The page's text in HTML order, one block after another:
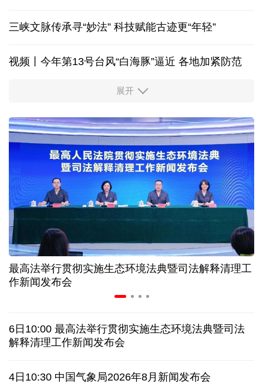
三峡文脉传承寻“妙法” 科技赋能古迹更“年轻”
视频丨今年第13号台风“白海豚”逼近 各地加紧防范
柔性制造，高效匹配差异化需求
高温下用电负荷创新高 解码今夏的清凉底气
活力中国调研行丨弯道超车 如何“皖”美提速
7月份中国仓储指数保持扩张 行业运行韧性较强
小球赛撬动大消费 体育赛事激活城市发展新动能
“电影+文旅”深度融合 光影经济撬动暑期消费新蓝海
俄黑客称获取北约直接参与袭击俄领土证据
全球媒体聚焦︱外媒：美国劳动力市场正在走弱
展开
最高法举行贯彻实施生态环境法典暨司法解释清理工
作新闻发布会
6日10:00 最高法举行贯彻实施生态环境法典暨司法
解释清理工作新闻发布会
4日10:30 中国气象局2026年8月新闻发布会